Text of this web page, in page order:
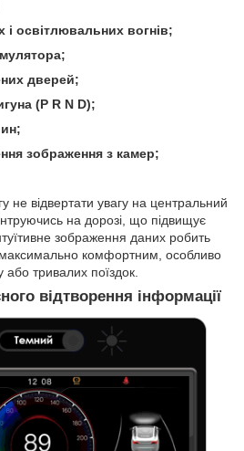
і освітлювальних вогнів;
дверей;
(P R N D);
зображення з камер;
не відвертати увагу на центральний
на дорозі, що підвищує
зображення даних робить
комфортним, особливо
або тривалих поїздок.
відтворення інформації